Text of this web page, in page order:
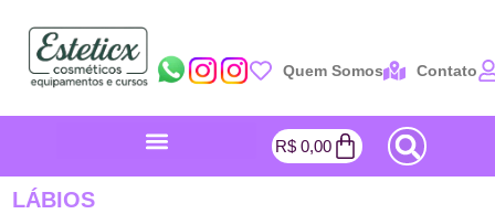
Quem Somos Contato
R$0,00
LÁBIOS